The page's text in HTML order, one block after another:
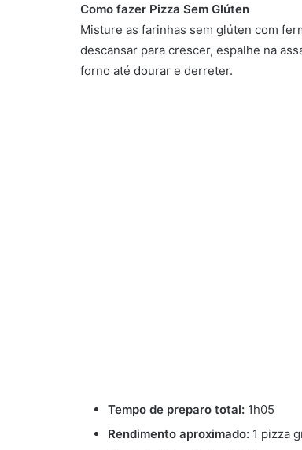
Como fazer Pizza Sem Glúten
Misture as farinhas sem glúten com
descansar para crescer, espalhe na
forno até dourar e derreter.
Tempo de preparo total: 1h05
Rendimento aproximado: 1 pizza